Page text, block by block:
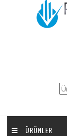
ÜRÜNLER